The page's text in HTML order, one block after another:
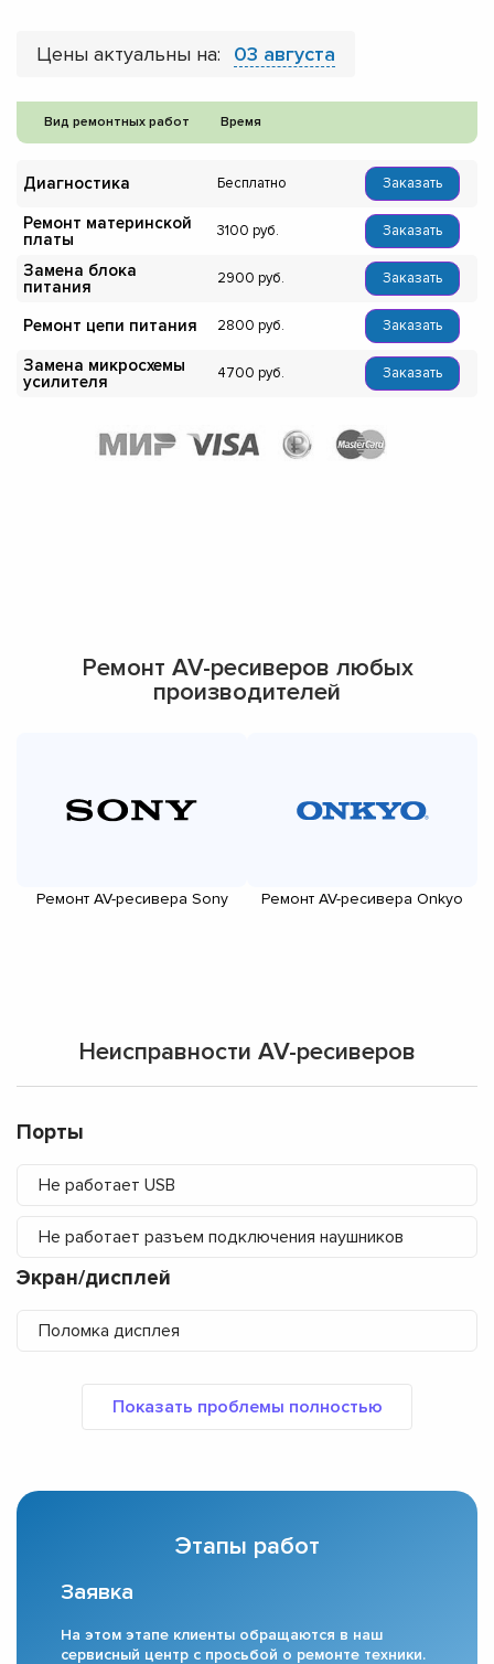
Цены актуальны на: 03 августа
Вид ремонтных работ Время
Диагностика Бесплатно Заказать
Ремонт материнской
платы
3100 Заказать
Замена блока
питания
2900 Заказать
Ремонт цепи питания 2800 Заказать
Замена микросхемы
усилителя
4700 Заказать
Ремонт AV-ресиверов любых
производителей
Ремонт AV-ресивера Sony Ремонт AV-ресивера Onkyo
Неисправности AV-ресиверов
Порты
Не работает USB
Не работает разъем подключения наушников
Экран/дисплей
Поломка дисплея
Этапы работ
Заявка
На этом этапе клиенты обращаются в наш
сервисный центр с просьбой о ремонте техники.